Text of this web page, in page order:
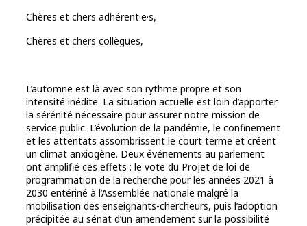
Chères et chers adhérent·e·s,
Chères et chers collègues,
L’automne est là avec son rythme propre et son
intensité inédite. La situation actuelle est loin d’apporter
la sérénité nécessaire pour assurer notre mission de
service public. L’évolution de la pandémie, le confinement
et les attentats assombrissent le court terme et créent
un climat anxiogène. Deux événements au parlement
ont amplifié ces effets : le vote du Projet de loi de
programmation de la recherche pour les années 2021 à
2030 entériné à l’Assemblée nationale malgré la
mobilisation des enseignants-chercheurs, puis l’adoption
précipitée au sénat d’un amendement sur la possibilité